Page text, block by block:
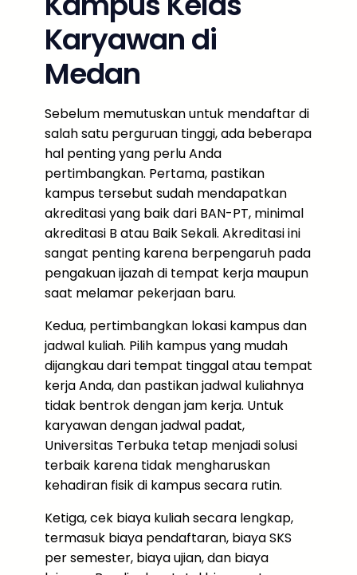
Karyawan di
Medan
Sebelum memutuskan untuk mendaftar di
salah satu perguruan tinggi, ada beberapa
hal penting yang perlu Anda
pertimbangkan. Pertama, pastikan
kampus tersebut sudah mendapatkan
akreditasi yang baik dari BAN-PT, minimal
akreditasi B atau Baik Sekali. Akreditasi ini
sangat penting karena berpengaruh pada
pengakuan ijazah di tempat kerja maupun
saat melamar pekerjaan baru.
Kedua, pertimbangkan lokasi kampus dan
jadwal kuliah. Pilih kampus yang mudah
dijangkau dari tempat tinggal atau tempat
kerja Anda, dan pastikan jadwal kuliahnya
tidak bentrok dengan jam kerja. Untuk
karyawan dengan jadwal padat,
Universitas Terbuka tetap menjadi solusi
terbaik karena tidak mengharuskan
kehadiran fisik di kampus secara rutin.
Ketiga, cek biaya kuliah secara lengkap,
termasuk biaya pendaftaran, biaya SKS
per semester, biaya ujian, dan biaya